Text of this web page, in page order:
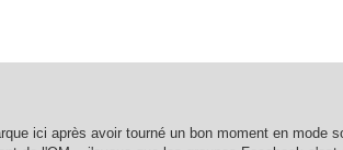
ici après avoir tourné un bon moment en mode